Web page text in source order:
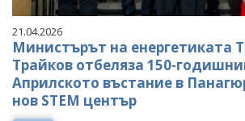
21.04.2026
Министърът на енергетиката
Трайков отбеляза 150-
Априлското въстание в
нов STEM център